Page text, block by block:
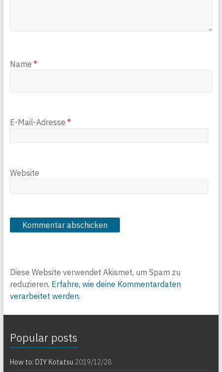
Name *
E-Mail-Adresse *
Website
Diese Website verwendet Akismet, um Spam zu
reduzieren. Erfahre, wie deine Kommentardaten
verarbeitet werden.
Popular posts
How to: DIY Kotatsu 2019/12/28